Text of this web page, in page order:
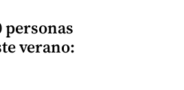
personas
verano: